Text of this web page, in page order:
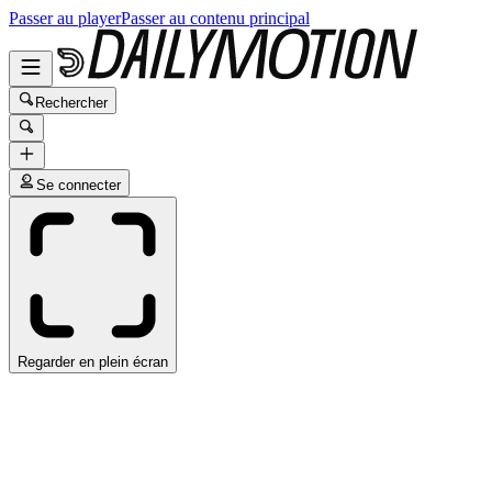
Passer au playerPasser au contenu principal
Rechercher
Se connecter
Regarder en plein écran